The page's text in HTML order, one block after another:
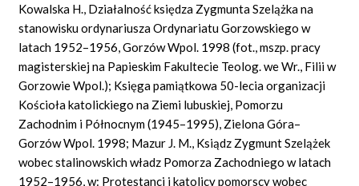
Kowalska H., Działalność księdza Zygmunta Szelążka na
stanowisku ordynariusza Ordynariatu Gorzowskiego w
latach 1952–1956, Gorzów Wpol. 1998 (fot., mszp. pracy
magisterskiej na Papieskim Fakultecie Teolog. we Wr., Filii w
Gorzowie Wpol.); Księga pamiątkowa 50-lecia organizacji
Kościoła katolickiego na Ziemi lubuskiej, Pomorzu
Zachodnim i Północnym (1945–1995), Zielona Góra–
Gorzów Wpol. 1998; Mazur J. M., Ksiądz Zygmunt Szelążek
wobec stalinowskich władz Pomorza Zachodniego w latach
1952–1956, w: Protestanci i katolicy pomorscy wobec